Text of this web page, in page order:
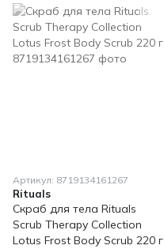
Артикул: 8719134161267
Rituals
Скраб для тела Rituals
Scrub Therapy Collection
Lotus Frost Body Scrub 220 г